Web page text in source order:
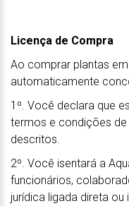
Licença de Compra
Ao comprar plantas
automaticamente
1º. Você declara que
termos e condições
descritos.
2º. Você isentará a
funcionários,
jurídica ligada direta